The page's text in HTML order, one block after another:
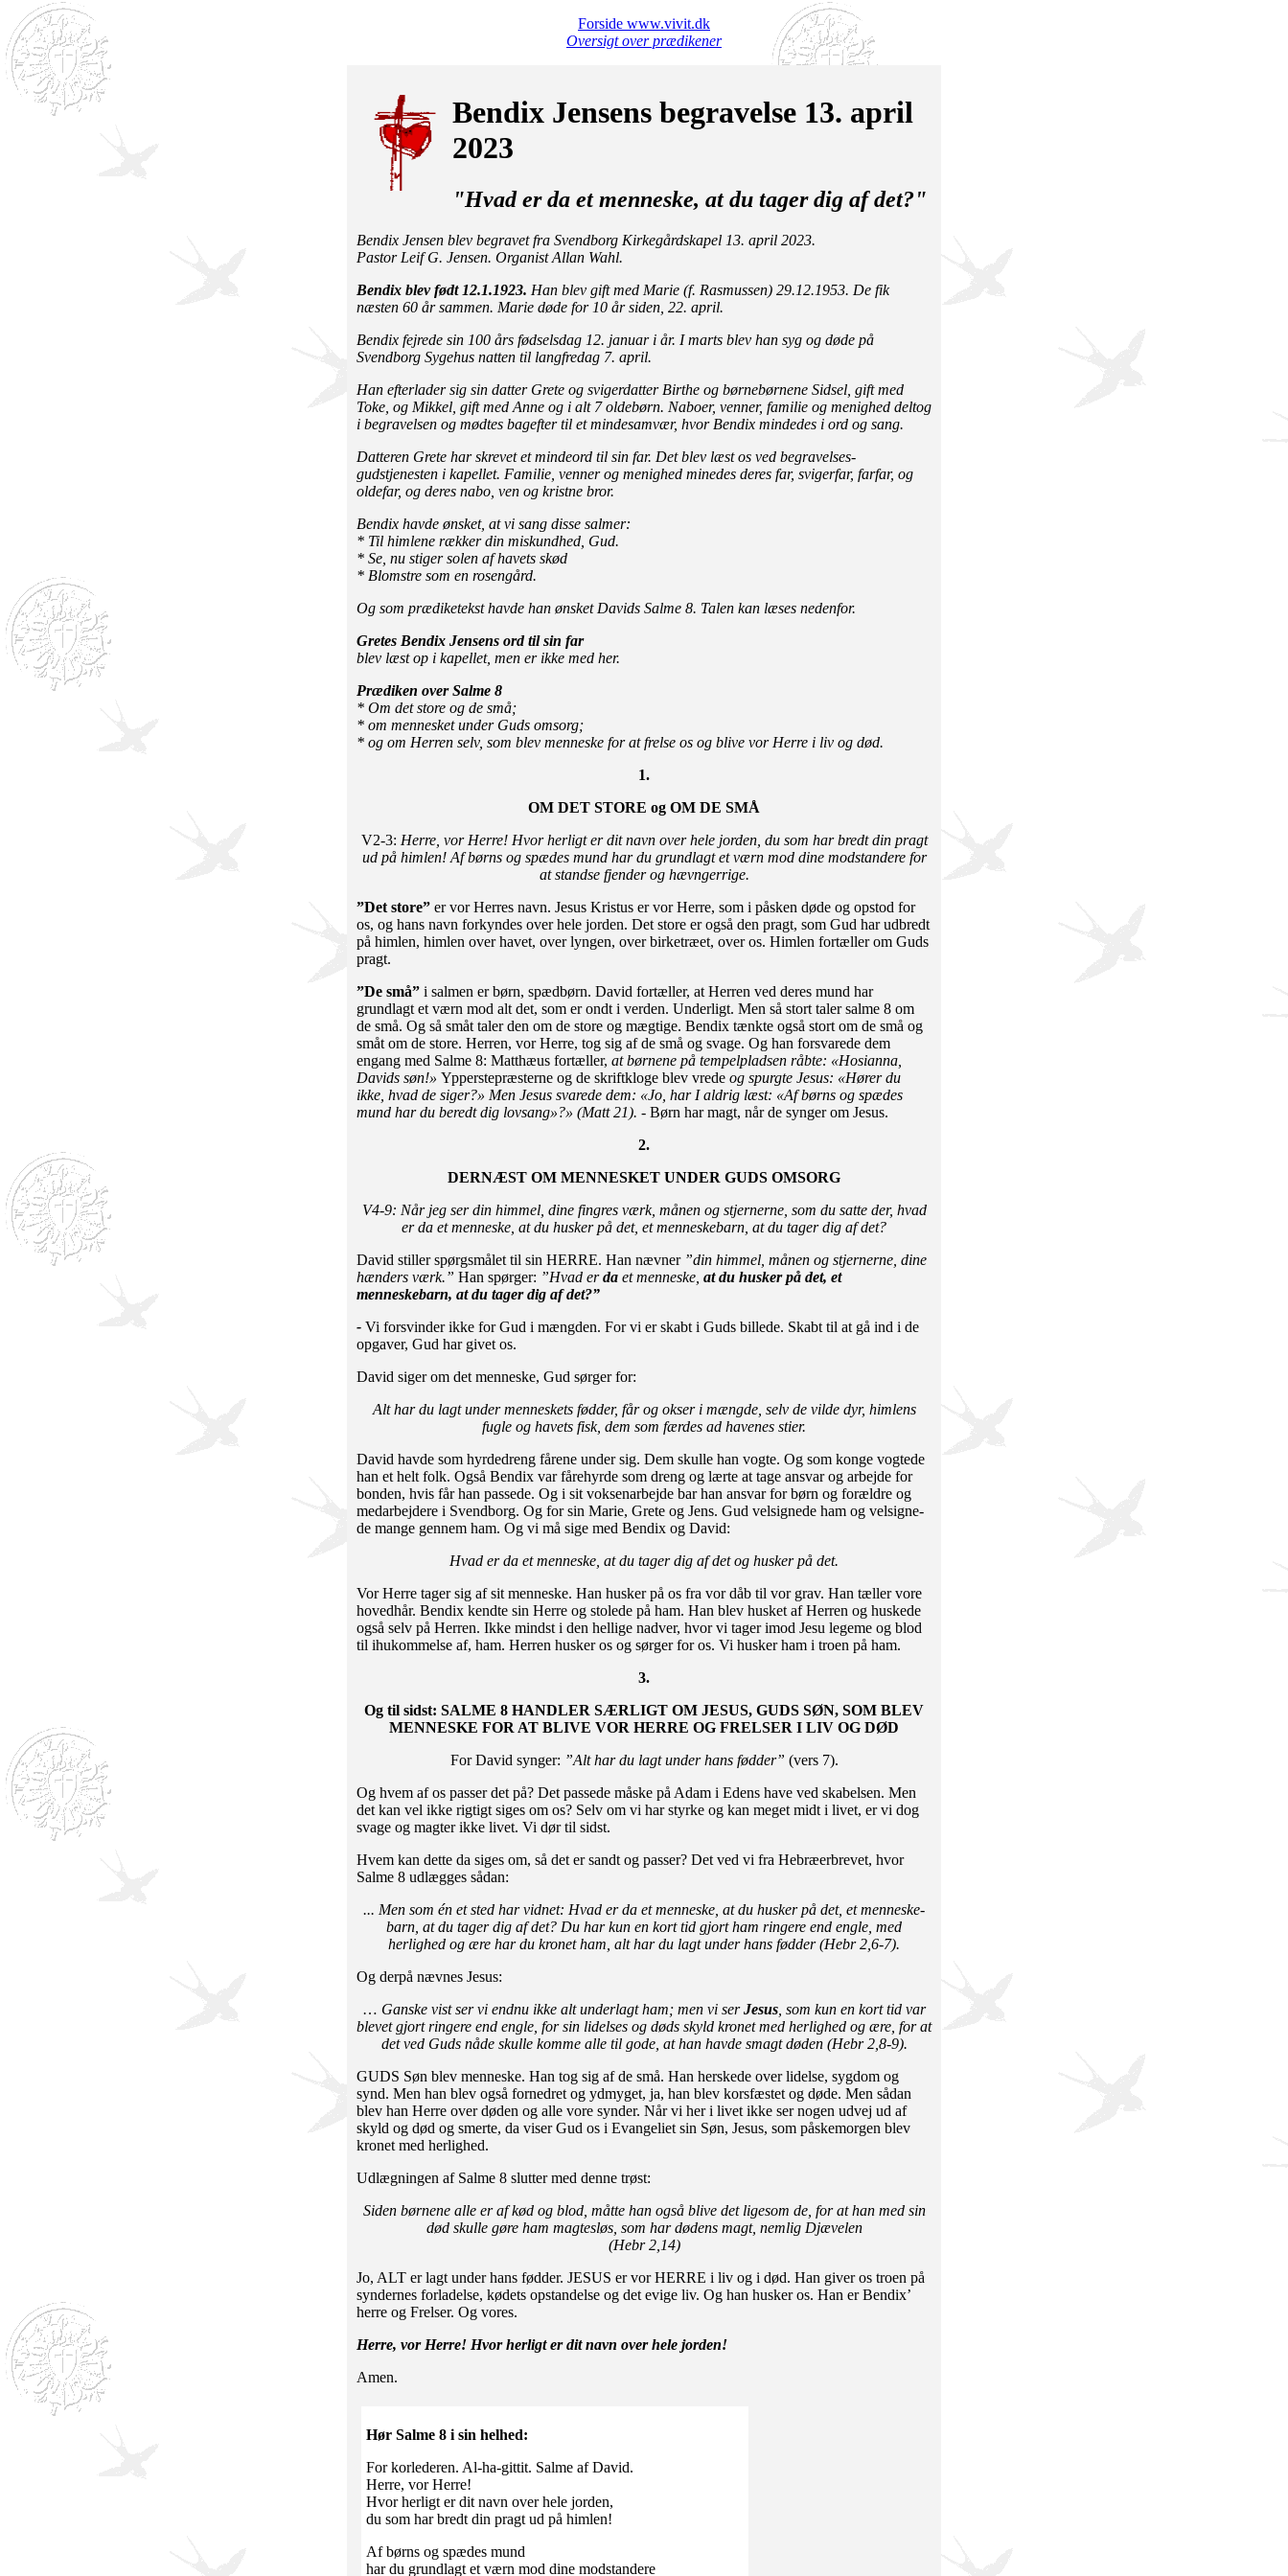
Forside www.vivit.dk
Oversigt over prædikener
Bendix Jensens begravelse 13. april
2023
"Hvad er da et menneske, at du tager dig af det?"
Bendix Jensen blev begravet fra Svendborg Kirkegårdskapel 13. april 2023.
Pastor Leif G. Jensen. Organist Allan Wahl.
Bendix blev født 12.1.1923. Han blev gift med Marie (f. Rasmussen) 29.12.1953. De fik
næsten 60 år sammen. Marie døde for 10 år siden, 22. april.
Bendix fejrede sin 100 års fødselsdag 12. januar i år. I marts blev han syg og døde på
Svendborg Sygehus natten til langfredag 7. april.
Han efterlader sig sin datter Grete og svigerdatter Birthe og børnebørnene Sidsel, gift med
Toke, og Mikkel, gift med Anne og i alt 7 oldebørn. Naboer, venner, familie og menighed deltog
i begravelsen og mødtes bagefter til et mindesamvær, hvor Bendix mindedes i ord og sang.
Datteren Grete har skrevet et mindeord til sin far. Det blev læst os ved begravelses-
gudstjenesten i kapellet. Familie, venner og menighed minedes deres far, svigerfar, farfar, og
oldefar, og deres nabo, ven og kristne bror.
Bendix havde ønsket, at vi sang disse salmer:
* Til himlene rækker din miskundhed, Gud.
* Se, nu stiger solen af havets skød
* Blomstre som en rosengård.
Og som prædiketekst havde han ønsket Davids Salme 8. Talen kan læses nedenfor.
Gretes Bendix Jensens ord til sin far
blev læst op i kapellet, men er ikke med her.
Prædiken over Salme 8
* Om det store og de små;
* om mennesket under Guds omsorg;
* og om Herren selv, som blev menneske for at frelse os og blive vor Herre i liv og død.
1.
OM DET STORE og OM DE SMÅ
V2-3: Herre, vor Herre! Hvor herligt er dit navn over hele jorden, du som har bredt din pragt
ud på himlen! Af børns og spædes mund har du grundlagt et værn mod dine mod­standere for
at standse fjender og hævn­gerrige.
”Det store” er vor Herres navn. Jesus Kristus er vor Herre, som i påsken døde og opstod for
os, og hans navn forkyndes over hele jorden. Det store er også den pragt, som Gud har udbredt
på himlen, himlen over havet, over lyngen, over birketræet, over os. Himlen fortæller om Guds
pragt.
”De små” i salmen er børn, spædbørn. David fortæller, at Herren ved deres mund har
grundlagt et værn mod alt det, som er ondt i verden. Underligt. Men så stort taler salme 8 om
de små. Og så småt taler den om de store og mægtige. Bendix tænkte også stort om de små og
småt om de store. Herren, vor Herre, tog sig af de små og svage. Og han forsvarede dem
engang med Salme 8: Matthæus fortæller, at børnene på tempel­pladsen råbte: «Hosianna,
Davids søn!» Ypperste­præs­terne og de skriftkloge blev vrede og spurgte Jesus: «Hører du
ikke, hvad de siger?» Men Jesus svarede dem: «Jo, har I aldrig læst: «Af børns og spædes
mund har du beredt dig lovsang»?» (Matt 21). - Børn har magt, når de synger om Jesus.
2.
DERNÆST OM MENNESKET UNDER GUDS OMSORG
V4-9: Når jeg ser din himmel, dine fingres værk, månen og stjernerne, som du satte der, hvad
er da et menneske, at du husker på det, et menneskebarn, at du tager dig af det?
David stiller spørgsmålet til sin HERRE. Han nævner ”din himmel, månen og stjernerne, dine
hænders værk.” Han spørger: ”Hvad erda et menneske, at du husker på det, et
menneskebarn, at du tager dig af det?”
- Vi forsvinder ikke for Gud i mængden. For vi er skabt i Guds billede. Skabt til at gå ind i de
opgaver, Gud har givet os.
David siger om det menneske, Gud sørger for:
Alt har du lagt under menneskets fødder, får og okser i mængde, selv de vilde dyr, himlens
fugle og havets fisk, dem som færdes ad havenes stier.
David havde som hyrdedreng fårene under sig. Dem skulle han vogte. Og som konge vogtede
han et helt folk. Også Bendix var fårehyrde som dreng og lærte at tage ansvar og arbejde for
bonden, hvis får han passede. Og i sit voksenarbejde bar han ansvar for børn og forældre og
medarbejdere i Svendborg. Og for sin Marie, Grete og Jens. Gud velsignede ham og velsig­ne­
de mange gennem ham. Og vi må sige med Bendix og David:
Hvad er da et menneske, at du tager dig af det og husker på det.
Vor Herre tager sig af sit menneske. Han husker på os fra vor dåb til vor grav. Han tæller vore
hovedhår. Bendix kendte sin Herre og stolede på ham. Han blev husket af Herren og huskede
også selv på Herren. Ikke mindst i den hellige nadver, hvor vi tager imod Jesu legeme og blod
til ihukommelse af, ham. Herren husker os og sørger for os. Vi husker ham i troen på ham.
3.
Og til sidst: SALME 8 HANDLER SÆRLIGT OM JESUS, GUDS SØN, SOM BLEV
MENNESKE FOR AT BLIVE VOR HERRE OG FRELSER I LIV OG DØD
For David synger: ”Alt har du lagt under hans fødder” (vers 7).
Og hvem af os passer det på? Det passede måske på Adam i Edens have ved skabelsen. Men
det kan vel ikke rigtigt siges om os? Selv om vi har styrke og kan meget midt i livet, er vi dog
svage og magter ikke livet. Vi dør til sidst.
Hvem kan dette da siges om, så det er sandt og passer? Det ved vi fra Hebræerbrevet, hvor
Salme 8 udlægges sådan:
... Men som én et sted har vidnet: Hvad er da et menneske, at du husker på det, et menneske­
barn, at du tager dig af det? Du har kun en kort tid gjort ham ringere end engle, med
herlighed og ære har du kronet ham, alt har du lagt under hans fødder (Hebr 2,6-7).
Og derpå nævnes Jesus:
… Ganske vist ser vi endnu ikke alt underlagt ham; men vi serJesus , som kun en kort tid var
blevet gjort ringere end engle, for sin lidelses og døds skyld kronet med herlighed og ære, for at
det ved Guds nåde skulle komme alle til gode, at han havde smagt døden (Hebr 2,8-9).
GUDS Søn blev menneske. Han tog sig af de små. Han herskede over lidelse, sygdom og
synd. Men han blev også fornedret og ydmyget, ja, han blev korsfæstet og døde. Men sådan
blev han Herre over døden og alle vore synder. Når vi her i livet ikke ser nogen udvej ud af
skyld og død og smerte, da viser Gud os i Evangeliet sin Søn, Jesus, som påskemorgen blev
kronet med herlighed.
Udlægningen af Salme 8 slutter med denne trøst:
Siden børnene alle er af kød og blod, måtte han også blive det ligesom de, for at han med sin
død skulle gøre ham magtesløs, som har dødens magt, nemlig Djævelen
(Hebr 2,14)
Jo, ALT er lagt under hans fødder. JESUS er vor HERRE i liv og i død. Han giver os troen på
syndernes forladelse, kødets opstandelse og det evige liv. Og han husker os. Han er Bendix’
herre og Frelser. Og vores.
Herre, vor Herre! Hvor herligt er dit navn over hele jorden!
Amen.
Hør Salme 8 i sin helhed:
For korlederen. Al-ha-gittit. Salme af David.
Herre, vor Herre!
Hvor herligt er dit navn over hele jorden,
du som har bredt din pragt ud på himlen!
Af børns og spædes mund
har du grundlagt et værn mod dine modstandere